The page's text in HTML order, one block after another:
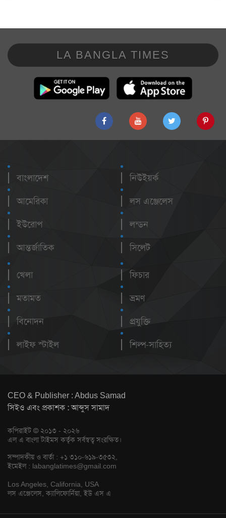
LA BANGLA TIMES
বাংলাদেশ
আমেরিকা
ইউরোপ
আন্তর্জাতিক
নিউইয়র্ক
লস এঞ্জেলেস
লন্ডন
সিলেট
খেলা
মতামত
বিনোদন
লাইফ স্টাইল
ফিচার
ভ্রমণ
প্রযুক্তি
শিল্প-সাহিত্য
CEO & Publisher : Abdus Samad
সিইও এবং প্রকাশক : আব্দুস সামাদ
কপিরাইট © ২০১৩ - ২০২৬
এল এ বাংলা টাইমস কর্তৃক সর্বস্বত্ব সংরক্ষিত।
সম্পাদকীয় ও বার্তা : +১ ৩১০-৬১৯-৩৫৩২,
ইমেইল : labanglatimes@gmail.com
Los Angeles, California, USA
লস এঞ্জেলেস, ক্যালিফোর্নিয়া, ইউ এস এ